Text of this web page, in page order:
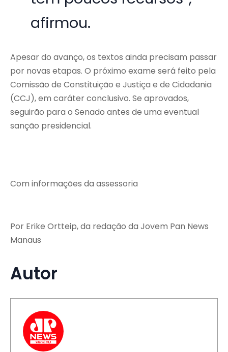
afirmou.
Apesar do avanço, os textos ainda precisam passar
por novas etapas. O próximo exame será feito pela
Comissão de Constituição e Justiça e de Cidadania
(CCJ), em caráter conclusivo. Se aprovados,
seguirão para o Senado antes de uma eventual
sanção presidencial.
Com informações da assessoria
Por Erike Ortteip, da redação da Jovem Pan News
Manaus
Autor